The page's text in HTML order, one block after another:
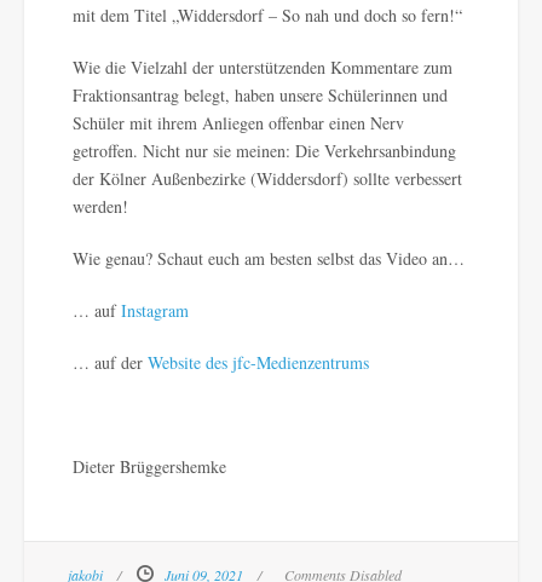
mit dem Titel „Widdersdorf – So nah und doch so fern!“
Wie die Vielzahl der unterstützenden Kommentare zum
Fraktionsantrag belegt, haben unsere Schülerinnen und
Schüler mit ihrem Anliegen offenbar einen Nerv
getroffen. Nicht nur sie meinen: Die Verkehrsanbindung
der Kölner Außenbezirke (Widdersdorf) sollte verbessert
werden!
Wie genau? Schaut euch am besten selbst das Video an…
… aufInstagram
… auf der Website des jfc-Medienzentrums
Dieter Brüggershemke
jakobi Juni 09, 2021 Comments Disabled